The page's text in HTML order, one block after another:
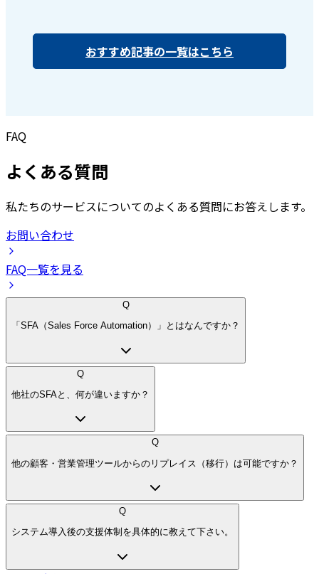
おすすめ記事の一覧はこちら
FAQ
よくある質問
私たちのサービスについてのよくある質問にお答えします。
お問い合わせ
FAQ一覧を見る
Q
「SFA（Sales Force Automation）」とはなんですか？
Q
他社のSFAと、何が違いますか？
Q
他の顧客・営業管理ツールからのリプレイス（移行）は可能ですか？
Q
システム導入後の支援体制を具体的に教えて下さい。